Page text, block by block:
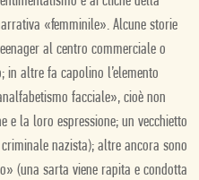
«femminile». Alcune storie
al centro commerciale o
in altre fa capolino l’elemento
facciale», cioè non
e la loro espressione; un vecchietto
nazista); altre ancora sono
(una sarta viene rapita e condotta